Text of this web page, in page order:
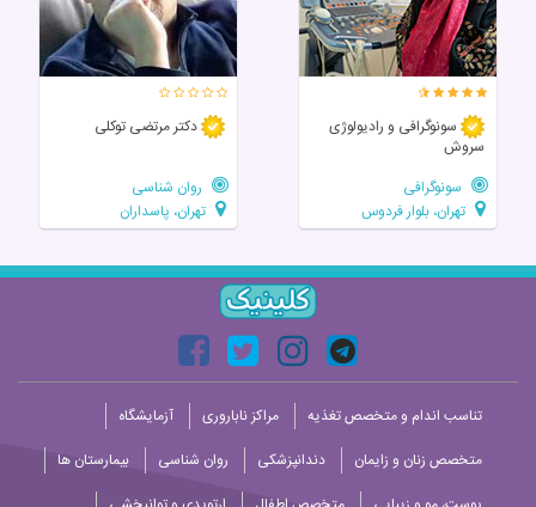
سونوگرافی و رادیولوژی
سروش
سونوگرافی
تهران، بلوار فردوس
دکتر مرتضی توکلی
روان شناسی
تهران، پاسداران
تناسب اندام و متخصص تغذیه مراکز ناباروری
آزمایشگاه
متخصص زنان و زایمان
دندانپزشکی روان شناسی
بیمارستان ها